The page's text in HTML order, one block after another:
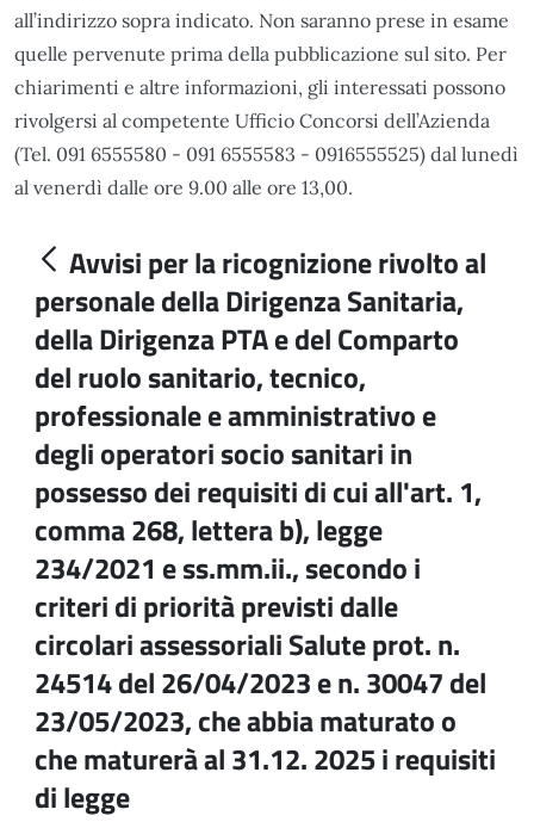
all’indirizzo sopra indicato. Non saranno prese in esame
quelle pervenute prima della pubblicazione sul sito. Per
chiarimenti e altre informazioni, gli interessati possono
rivolgersi al competente Ufficio Concorsi dell’Azienda
(Tel. 091 6555580 - 091 6555583 - 0916555525) dal lunedì
al venerdì dalle ore 9.00 alle ore 13,00.
Avvisi per la ricognizione rivolto al
personale della Dirigenza Sanitaria,
della Dirigenza PTA e del Comparto
del ruolo sanitario, tecnico,
professionale e amministrativo e
degli operatori socio sanitari in
possesso dei requisiti di cui all'art. 1,
comma 268, lettera b), legge
234/2021 e ss.mm.ii., secondo i
criteri di priorità previsti dalle
circolari assessoriali Salute prot. n.
24514 del 26/04/2023 e n. 30047 del
23/05/2023, che abbia maturato o
che maturerà al 31.12. 2025 i requisiti
di legge